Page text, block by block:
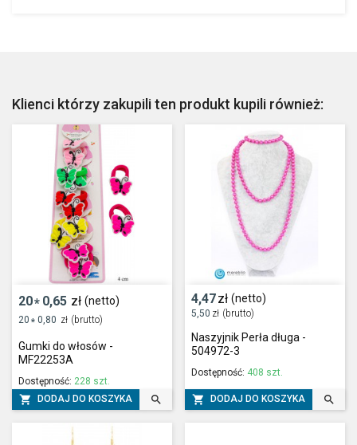
Klienci którzy zakupili ten produkt kupili również:
20* 0,65 zł (netto)
20 * 0,80 zł (brutto)
Gumki do włosów -
MF22253A
Dostępność: 228 szt.
 DODAJ DO KOSZYKA 
4,47zł (netto)
5,50 zł (brutto)
Naszyjnik Perła długa -
504972-3
Dostępność: 408 szt.
 DODAJ DO KOSZYKA 